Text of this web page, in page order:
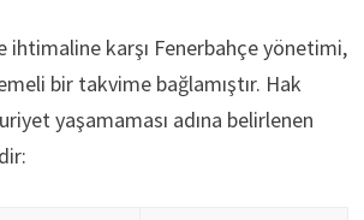
ihtimaline karşı Fenerbahçe yönetimi,
bir takvime bağlamıştır. Hak
yaşamaması adına belirlenen